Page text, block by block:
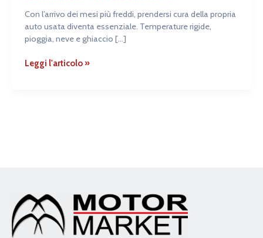
Con l’arrivo dei mesi più freddi, prendersi cura della propria
auto usata diventa essenziale. Temperature rigide,
pioggia, neve e ghiaccio […]
Leggi l'articolo »